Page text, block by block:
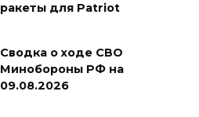
ракеты для Patriot
Сводка о ходе СВО
Минобороны РФ на
09.08.2026